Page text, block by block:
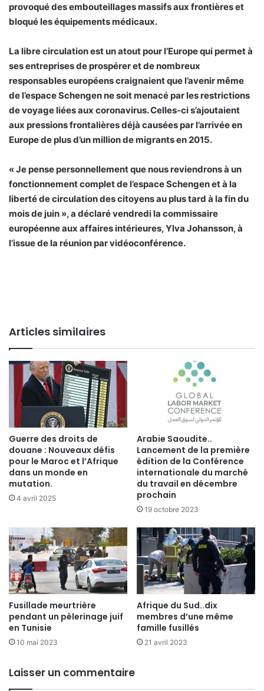
provoqué des embouteillages massifs aux frontières et
bloqué les équipements médicaux.
La libre circulation est un atout pour l’Europe qui permet à
ses entreprises de prospérer et de nombreux
responsables européens craignaient que l’avenir même
de l’espace Schengen ne soit menacé par les restrictions
de voyage liées aux coronavirus. Celles-ci s’ajoutaient
aux pressions frontalières déjà causées par l’arrivée en
Europe de plus d’un million de migrants en 2015.
« Je pense personnellement que nous reviendrons à un
fonctionnement complet de l’espace Schengen et à la
liberté de circulation des citoyens au plus tard à la fin du
mois de juin », a déclaré vendredi la commissaire
européenne aux affaires intérieures, Ylva Johansson, à
l’issue de la réunion par vidéoconférence.
Articles similaires
Guerre des droits de
douane : Nouveaux défis
pour le Maroc et l’Afrique
dans un monde en
mutation.
4 avril 2025
Arabie Saoudite..
Lancement de la première
édition de la Conférence
internationale du marché
du travail en décembre
prochain
19 octobre 2023
Fusillade meurtrière
pendant un pèlerinage juif
en Tunisie
10 mai 2023
Afrique du Sud..dix
membres d’une même
famille fusillés
21 avril 2023
Laisser un commentaire